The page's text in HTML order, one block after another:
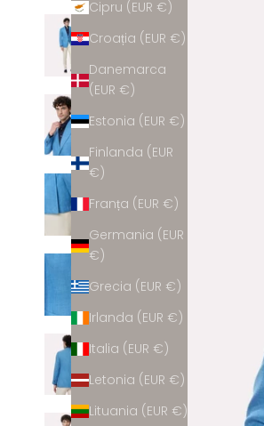
Cipru (EUR €)
Croația (EUR €)
Danemarca
(EUR €)
Estonia (EUR €)
Finlanda (EUR
€)
Franța (EUR €)
Germania (EUR
€)
Grecia (EUR €)
Irlanda (EUR €)
Italia (EUR €)
Letonia (EUR €)
Lituania (EUR €)